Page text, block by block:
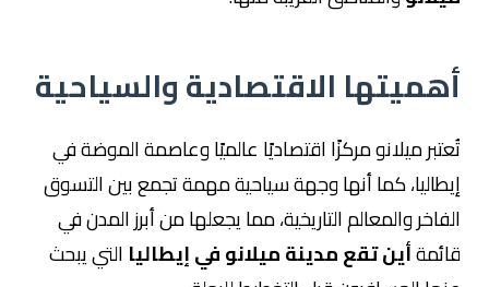
أهميتها الاقتصادية والسياحية
تُعتبر ميلانو مركزًا اقتصاديًا عالميًا وعاصمة الموضة في
إيطاليا، كما أنها وجهة سياحية مهمة تجمع بين التسوق
الفاخر والمعالم التاريخية، مما يجعلها من أبرز المدن في
قائمةأين تقع مدينة ميلانو في إيطاليا التي يبحث